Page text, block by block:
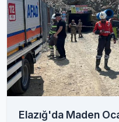
Elazığ'da Maden